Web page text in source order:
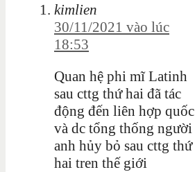
kimlien
30/11/2021 vào lúc
18:53
Quan hệ phi mĩ Latinh
sau cttg thứ hai đã tác
động đến liên hợp quốc
và dc tổng thống người
anh hủy bỏ sau cttg thứ
hai tren thế giới